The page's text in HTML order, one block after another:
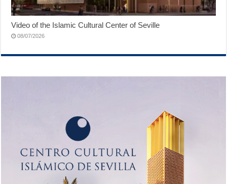
Video of the Islamic Cultural Center of Seville
08/07/2026